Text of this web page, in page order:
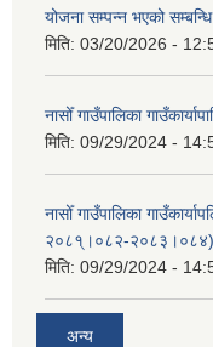
योजना सम्पन्न भएको
मिति: 03/20/2026 -
नासोँ गाउँपालिका
मिति: 09/29/2024 -
नासोँ गाउँपालिका
२०८१्।०८२-
मिति: 09/29/2024 -
अन्य